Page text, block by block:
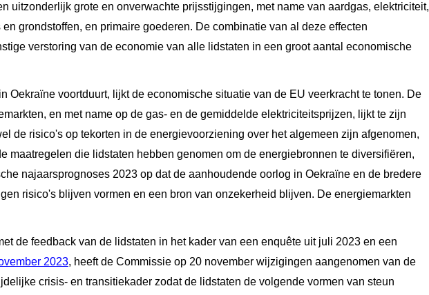
uitzonderlijk grote en onverwachte prijsstijgingen, met name van aardgas, elektriciteit,
grondstoffen, en primaire goederen. De combinatie van al deze effecten
verstoring van de economie van alle lidstaten in een groot aantal economische
Oekraïne voortduurt, lijkt de economische situatie van de EU veerkracht te tonen. De
en met name op de gas- en de gemiddelde elektriciteitsprijzen, lijkt te zijn
de risico's op tekorten in de energievoorziening over het algemeen zijn afgenomen,
maatregelen die lidstaten hebben genomen om de energiebronnen te diversifiëren,
najaarsprognoses 2023 op dat de aanhoudende oorlog in Oekraïne en de bredere
risico's blijven vormen en een bron van onzekerheid blijven. De energiemarkten
de feedback van de lidstaten in het kader van een enquête uit juli 2023 en een
2023, heeft de Commissie op 20 november wijzigingen aangenomen van de
crisis- en transitiekader zodat de lidstaten de volgende vormen van steun